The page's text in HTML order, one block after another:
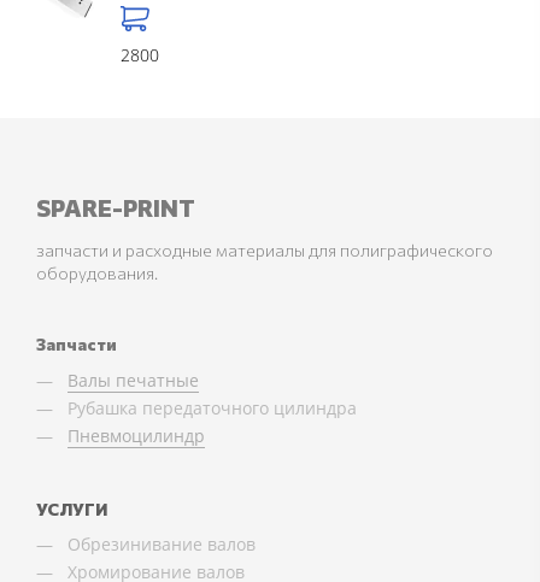
2800
SPARE-PRINT
запчасти и расходные материалы для полиграфического
оборудования.
Запчасти
Валы печатные
Рубашка передаточного цилиндра
Пневмоцилиндр
УСЛУГИ
Обрезинивание валов
Хромирование валов